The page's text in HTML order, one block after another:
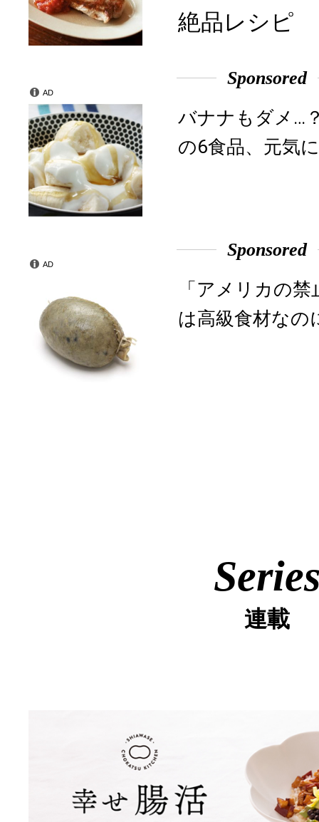
絶品レシピ
Sponsored
バナナもダメ…
の6食品、元気
AD
Sponsored
「アメリカの
は高級食材なの
AD
連載